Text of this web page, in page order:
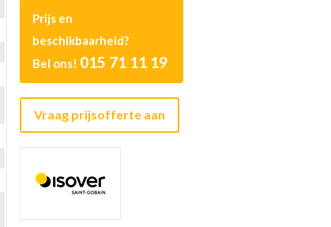
Prijs en
beschikbaarheid?
Bel ons! 015 71 11 19
Vraag prijsofferte aan